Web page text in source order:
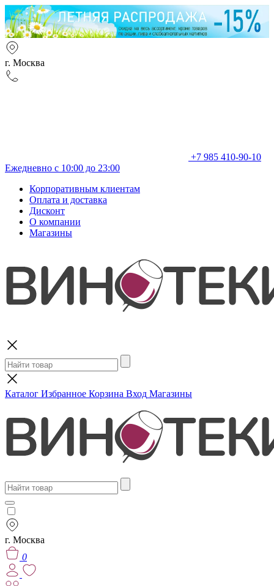
г. Москва
+7 985 410-90-10
Ежедневно с 10:00 до 23:00
Корпоративным клиентам
Оплата и доставка
Дисконт
О компании
Магазины
Каталог Избранное Корзина Вход Магазины
г. Москва
0